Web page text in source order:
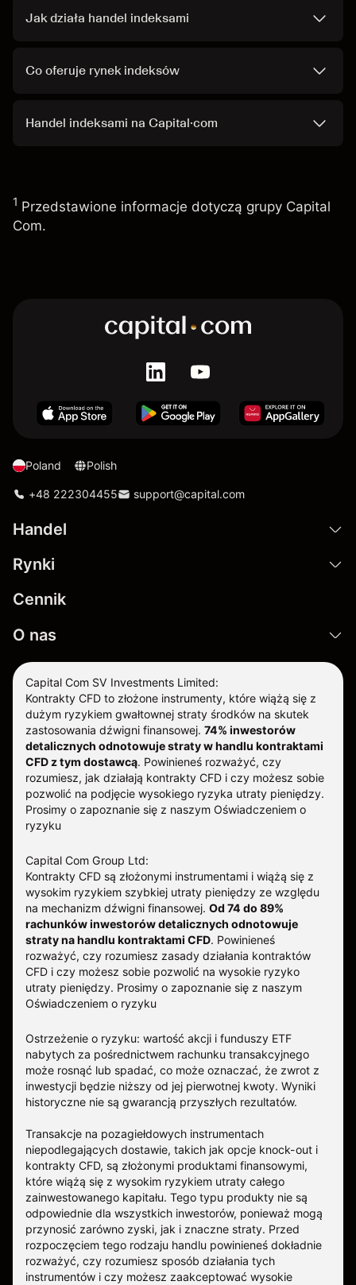
Jak działa handel indeksami
Co oferuje rynek indeksów
Handel indeksami na Capital·com
1 Przedstawione informacje dotyczą grupy Capital
Com.
Poland Polish
+48 222304455 support@capital.com
Handel
Rynki
Cennik
O nas
Capital Com SV Investments Limited:
Kontrakty CFD to złożone instrumenty, które wiążą się z
dużym ryzykiem gwałtownej straty środków na skutek
zastosowania dźwigni finansowej. 74% inwestorów
detalicznych odnotowuje straty w handlu kontraktami
CFD z tym dostawcą. Powinieneś rozważyć, czy
rozumiesz, jak działają kontrakty CFD i czy możesz sobie
pozwolić na podjęcie wysokiego ryzyka utraty pieniędzy.
Prosimy o zapoznanie się z naszym Oświadczeniem o
ryzyku
Capital Com Group Ltd:
Kontrakty CFD są złożonymi instrumentami i wiążą się z
wysokim ryzykiem szybkiej utraty pieniędzy ze względu
na mechanizm dźwigni finansowej. Od 74 do 89%
rachunków inwestorów detalicznych odnotowuje
straty na handlu kontraktami CFD. Powinieneś
rozważyć, czy rozumiesz zasady działania kontraktów
CFD i czy możesz sobie pozwolić na wysokie ryzyko
utraty pieniędzy. Prosimy o zapoznanie się z naszym
Oświadczeniem o ryzyku
Ostrzeżenie o ryzyku: wartość akcji i funduszy ETF
nabytych za pośrednictwem rachunku transakcyjnego
może rosnąć lub spadać, co może oznaczać, że zwrot z
inwestycji będzie niższy od jej pierwotnej kwoty. Wyniki
historyczne nie są gwarancją przyszłych rezultatów.
Transakcje na pozagiełdowych instrumentach
niepodlegających dostawie, takich jak opcje knock-out i
kontrakty CFD, są złożonymi produktami finansowymi,
które wiążą się z wysokim ryzykiem utraty całego
zainwestowanego kapitału. Tego typu produkty nie są
odpowiednie dla wszystkich inwestorów, ponieważ mogą
przynosić zarówno zyski, jak i znaczne straty. Przed
rozpoczęciem tego rodzaju handlu powinieneś dokładnie
rozważyć, czy rozumiesz sposób działania tych
instrumentów i czy możesz zaakceptować wysokie